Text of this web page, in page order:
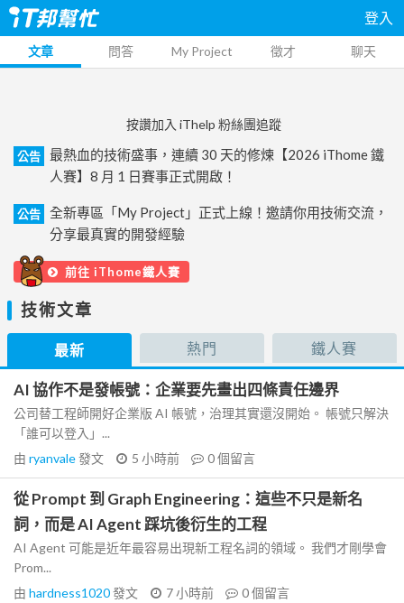
登入
文章 問答 My Project 徵才 聊天
按讚加入 iThelp 粉絲團追蹤
公告
最熱血的技術盛事，連續 30 天的修煉【2026 iThome 鐵
人賽】8 月 1 日賽事正式開啟！
公告
全新專區「My Project」正式上線！邀請你用技術交流，
分享最真實的開發經驗
前往 iThome鐵人賽
技術文章
最新 熱門 鐵人賽
AI 協作不是發帳號：企業要先畫出四條責任邊界
公司替工程師開好企業版 AI 帳號，治理其實還沒開始。 帳號只解決
「誰可以登入」...
由 ryanvale發文 5 小時前 0個留言
從 Prompt 到 Graph Engineering：這些不只是新名
詞，而是 AI Agent 踩坑後衍生的工程
AI Agent 可能是近年最容易出現新工程名詞的領域。 我們才剛學會
Prom...
由 hardness1020發文 7 小時前 0個留言